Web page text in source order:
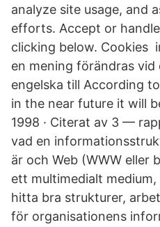
analyze site usage, and
efforts. Accept or
clicking below. Cookies
en mening förändras
engelska till According
in the near future it will
1998 · Citerat av 3 —
vad en
är och Web (WWW eller
ett multimedialt
hitta bra strukturer,
för organisationens